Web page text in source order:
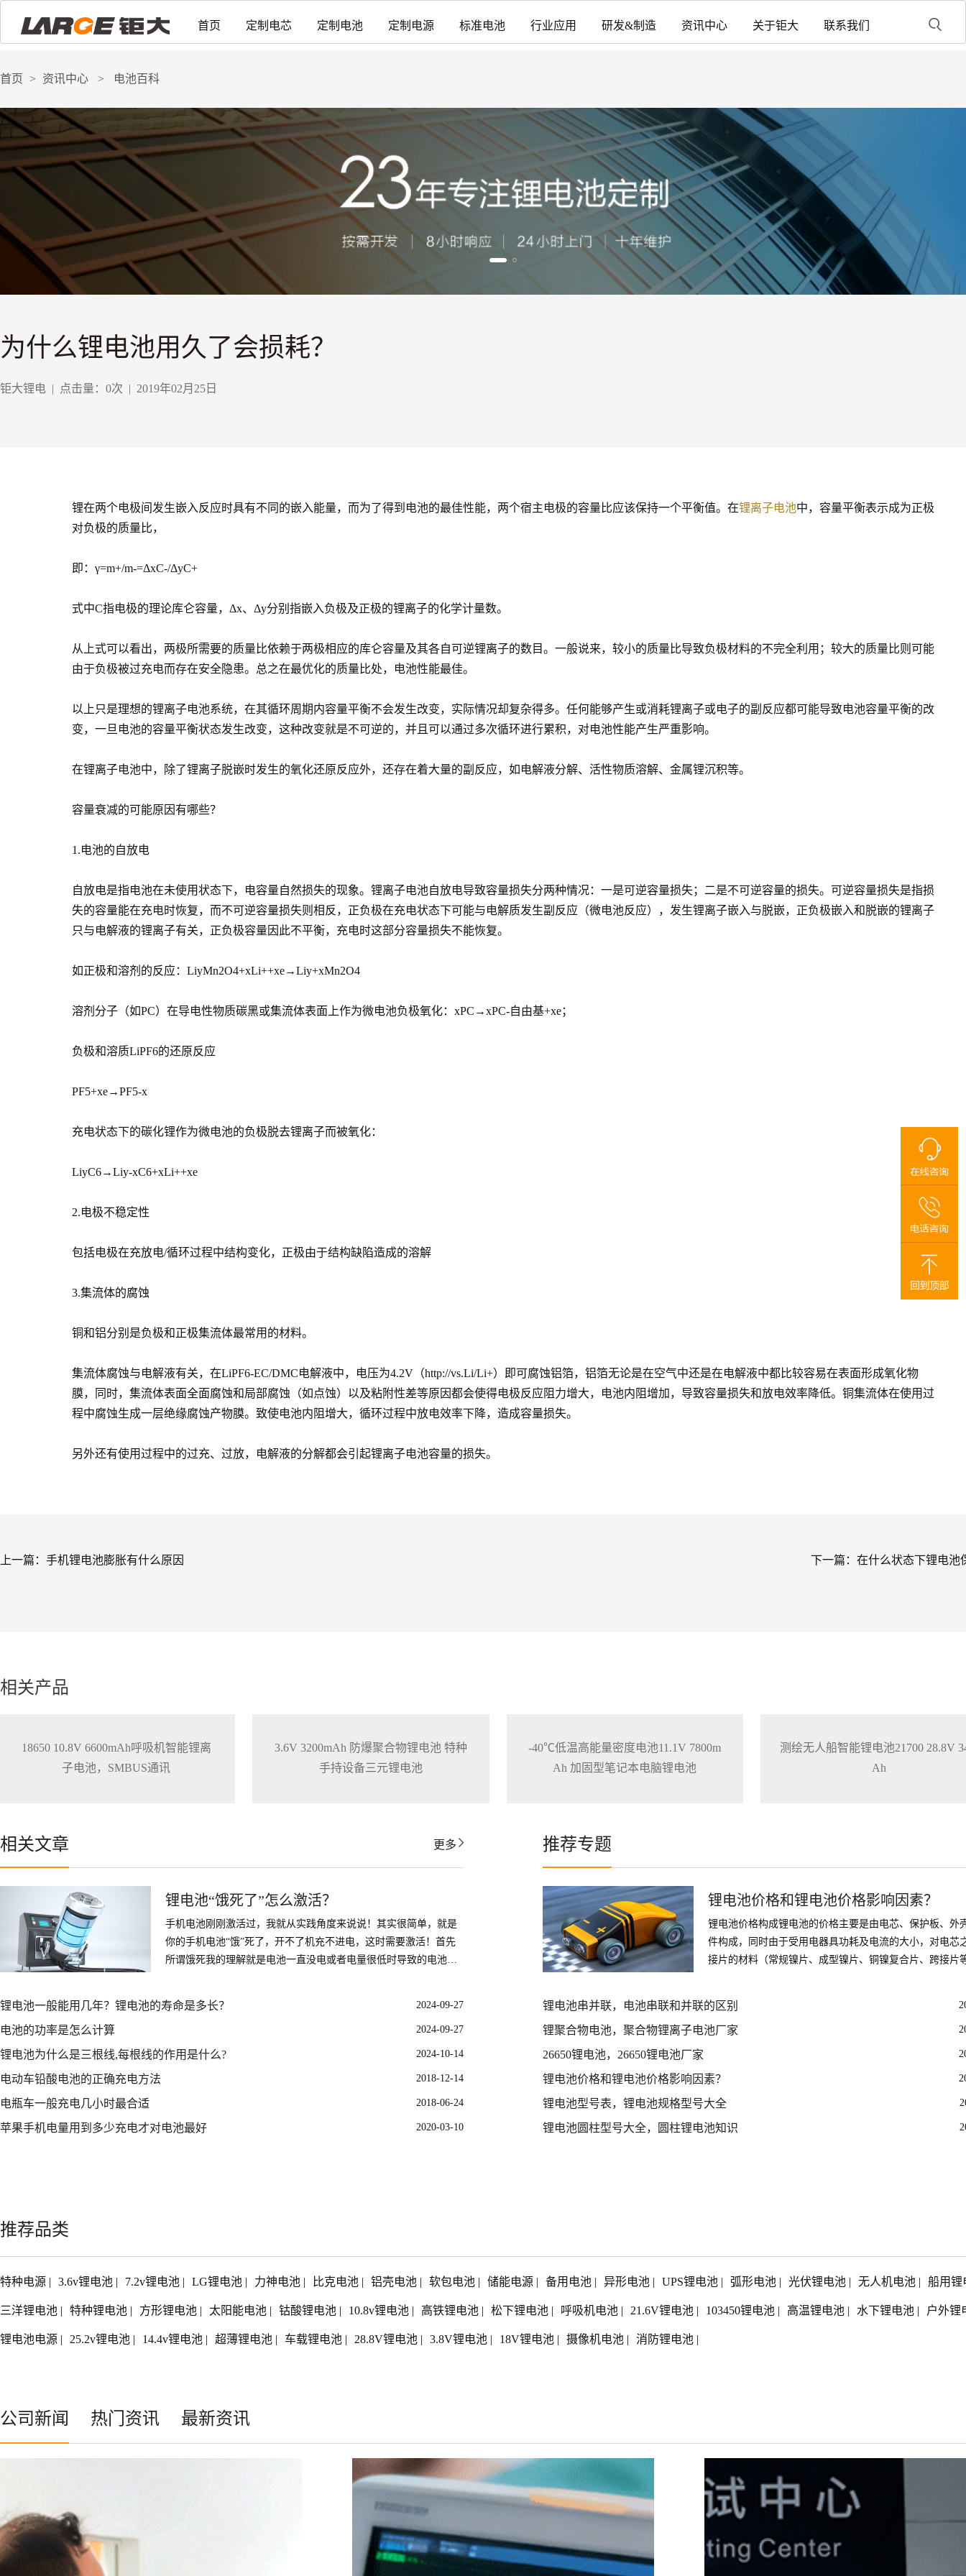
首页 定制电芯 定制电池 定制电源 标准电池 行业应用 研发&制造 资讯中心 关于钜大 联系我们
首页 > 资讯中心 > 电池百科
为什么锂电池用久了会损耗？
钜大锂电 | 点击量： 0次 | 2019年02月25日
锂在两个电极间发生嵌入反应时具有不同的嵌入能量，而为了得到电池的最佳性能，两个宿主电极的容量比应该保持一个平衡值。在锂离子电池中，容量平衡表示成为正极
对负极的质量比，
即：γ=m+/m-=ΔxC-/ΔyC+
式中C指电极的理论库仑容量，Δx、Δy分别指嵌入负极及正极的锂离子的化学计量数。
从上式可以看出，两极所需要的质量比依赖于两极相应的库仑容量及其各自可逆锂离子的数目。一般说来，较小的质量比导致负极材料的不完全利用；较大的质量比则可能
由于负极被过充电而存在安全隐患。总之在最优化的质量比处，电池性能最佳。
以上只是理想的锂离子电池系统，在其循环周期内容量平衡不会发生改变，实际情况却复杂得多。任何能够产生或消耗锂离子或电子的副反应都可能导致电池容量平衡的改
变，一旦电池的容量平衡状态发生改变，这种改变就是不可逆的，并且可以通过多次循环进行累积，对电池性能产生严重影响。
在锂离子电池中，除了锂离子脱嵌时发生的氧化还原反应外，还存在着大量的副反应，如电解液分解、活性物质溶解、金属锂沉积等。
容量衰减的可能原因有哪些？
1.电池的自放电
自放电是指电池在未使用状态下，电容量自然损失的现象。锂离子电池自放电导致容量损失分两种情况：一是可逆容量损失；二是不可逆容量的损失。可逆容量损失是指损
失的容量能在充电时恢复，而不可逆容量损失则相反，正负极在充电状态下可能与电解质发生副反应（微电池反应），发生锂离子嵌入与脱嵌，正负极嵌入和脱嵌的锂离子
只与电解液的锂离子有关，正负极容量因此不平衡，充电时这部分容量损失不能恢复。
如正极和溶剂的反应：LiyMn2O4+xLi++xe→Liy+xMn2O4
溶剂分子（如PC）在导电性物质碳黑或集流体表面上作为微电池负极氧化：xPC→xPC-自由基+xe；
负极和溶质LiPF6的还原反应
PF5+xe→PF5-x
充电状态下的碳化锂作为微电池的负极脱去锂离子而被氧化：
LiyC6→Liy-xC6+xLi++xe
2.电极不稳定性
包括电极在充放电/循环过程中结构变化，正极由于结构缺陷造成的溶解
3.集流体的腐蚀
铜和铝分别是负极和正极集流体最常用的材料。
集流体腐蚀与电解液有关，在LiPF6-EC/DMC电解液中，电压为4.2V（http://vs.Li/Li+）即可腐蚀铝箔，铝箔无论是在空气中还是在电解液中都比较容易在表面形成氧化物
膜，同时，集流体表面全面腐蚀和局部腐蚀（如点蚀）以及粘附性差等原因都会使得电极反应阻力增大，电池内阻增加，导致容量损失和放电效率降低。铜集流体在使用过
程中腐蚀生成一层绝缘腐蚀产物膜。致使电池内阻增大，循环过程中放电效率下降，造成容量损失。
另外还有使用过程中的过充、过放，电解液的分解都会引起锂离子电池容量的损失。
上一篇： 手机锂电池膨胀有什么原因 下一篇： 在什么状态下锂电池
相关产品
18650 10.8V 6600mAh呼吸机智能锂离
子电池，SMBUS通讯
3.6V 3200mAh 防爆聚合物锂电池 特种
手持设备三元锂电池
-40℃低温高能量密度电池11.1V 7800m
Ah 加固型笔记本电脑锂电池
测绘无人船智能锂电池21700 28.8V
Ah
相关文章 更多
锂电池“饿死了”怎么激活？
手机电池刚刚激活过，我就从实践角度来说说！其实很简单，就是
你的手机电池“饿”死了，开不了机充不进电，这时需要激活！首先
所谓饿死我的理解就是电池一直没电或者电量很低时导致的电池无
锂电池一般能用几年？锂电池的寿命是多长？ 2024-09-27
电池的功率是怎么计算 2024-09-27
锂电池为什么是三根线,每根线的作用是什么? 2024-10-14
电动车铅酸电池的正确充电方法 2018-12-14
电瓶车一般充电几小时最合适 2018-06-24
苹果手机电量用到多少充电才对电池最好 2020-03-10
推荐专题
锂电池价格和锂电池价格影响因素？
锂电池价格构成锂电池的价格主要是由电芯、保护板、外
件构成，同时由于受用电器具功耗及电流的大小，对电芯
接片的材料（常规镍片、成型镍片、铜镍复合片、跨接片
锂电池串并联，电池串联和并联的区别
锂聚合物电池，聚合物锂离子电池厂家
26650锂电池，26650锂电池厂家
锂电池价格和锂电池价格影响因素？
锂电池型号表，锂电池规格型号大全
锂电池圆柱型号大全，圆柱锂电池知识
推荐品类
特种电源 | 3.6v锂电池 | 7.2v锂电池 | LG锂电池 | 力神电池 | 比克电池 | 铝壳电池 | 软包电池 | 储能电源 | 备用电池 | 异形电池 | UPS锂电池 | 弧形电池 | 光伏锂电池 | 无人机电池 | 船用
三洋锂电池 | 特种锂电池 | 方形锂电池 | 太阳能电池 | 钴酸锂电池 | 10.8v锂电池 | 高铁锂电池 | 松下锂电池 | 呼吸机电池 | 21.6V锂电池 | 103450锂电池 | 高温锂电池 | 水下锂电池 | 户外锂
锂电池电源 | 25.2v锂电池 | 14.4v锂电池 | 超薄锂电池 | 车载锂电池 | 28.8V锂电池 | 3.8V锂电池 | 18V锂电池 | 摄像机电池 | 消防锂电池 |
公司新闻 热门资讯 最新资讯